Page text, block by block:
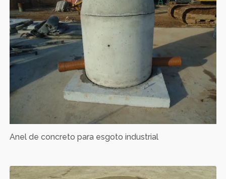
Anel de concreto para esgoto industrial